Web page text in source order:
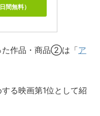
間無料）
た作品・商品②は「ア
る映画第1位として紹